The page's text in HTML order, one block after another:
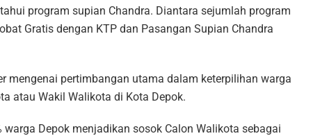
program supian Chandra. Diantara sejumlah program
Gratis dengan KTP dan Pasangan Supian Chandra
mengenai pertimbangan utama dalam keterpilihan warga
atau Wakil Walikota di Kota Depok.
Depok menjadikan sosok Calon Walikota sebagai